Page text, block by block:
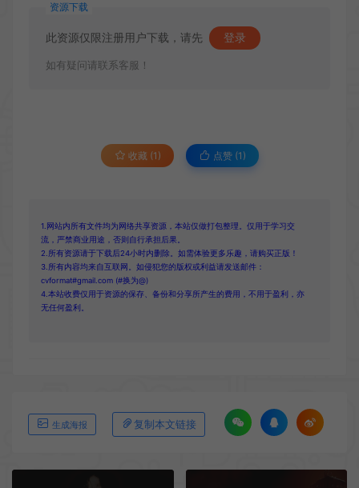
资源下载
此资源仅限注册用户下载，请先 登录
如有疑问请联系客服！
收藏 (1) 点赞 (1 )
1.网站内所有文件均为网络共享资源，本站仅做打包整理。仅用于学习交
流，严禁商业用途，否则自行承担后果。
2.所有资源请于下载后24小时内删除。如需体验更多乐趣，请购买正版！
3.所有内容均来自互联网。如侵犯您的版权或利益请发送邮件：
cvformat#gmail.com (#换为@)
4.本站收费仅用于资源的保存、备份和分享所产生的费用，不用于盈利，亦
无任何盈利。
生成海报 复制本文链接